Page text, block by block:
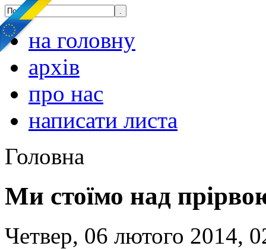
на головну
архів
про нас
написати листа
Головна
Ми стоїмо над
Четвер, 06 лютого 2014,